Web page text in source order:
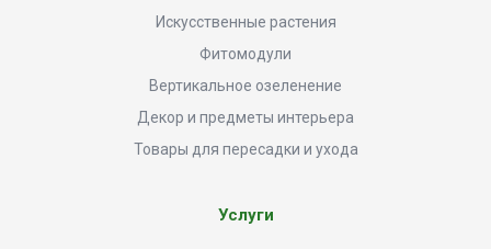
Искусственные растения
Фитомодули
Вертикальное озеленение
Декор и предметы интерьера
Товары для пересадки и ухода
Услуги